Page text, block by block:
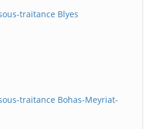
traitance Blyes
traitance Bohas-Meyriat-